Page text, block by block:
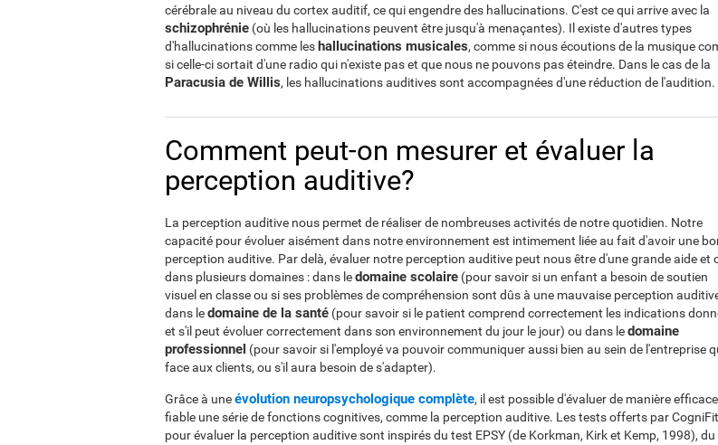
cérébrale au niveau du cortex auditif, ce qui engendre des hallucinations. C'est ce qui arrive avec la
schizophrénie (où les hallucinations peuvent être jusqu'à menaçantes). Il existe d'autres types
d'hallucinations comme leshallucinations musicales, comme si nous écoutions de la musique
si celle-ci sortait d'une radio qui n'existe pas et que nous ne pouvons pas éteindre. Dans le cas de la
Paracusia de Willis, les hallucinations auditives sont accompagnées d'une réduction de l'audition.
Comment peut-on mesurer et évaluer la
perception auditive?
La perception auditive nous permet de réaliser de nombreuses activités de notre quotidien. Notre
capacité pour évoluer aisément dans notre environnement est intimement liée au fait d'avoir une
perception auditive. Par delà, évaluer notre perception auditive peut nous être d'une grande aide et
dans plusieurs domaines : dans ledomaine scolaire (pour savoir si un enfant a besoin de soutien
visuel en classe ou si ses problèmes de compréhension sont dûs à une mauvaise perception
dans ledomaine de la santé (pour savoir si le patient comprend correctement les indications
et s'il peut évoluer correctement dans son environnement du jour le jour) ou dans ledomaine
professionnel (pour savoir si l'employé va pouvoir communiquer aussi bien au sein de l'entreprise
face aux clients, ou s'il aura besoin de s'adapter).
Grâce à uneévolution neuropsychologique complète, il est possible d'évaluer de manière
fiable une série de fonctions cognitives, comme la perception auditive. Les tests offerts par CogniFit
pour évaluer la perception auditive sont inspirés du test EPSY (de Korkman, Kirk et Kemp, 1998), du